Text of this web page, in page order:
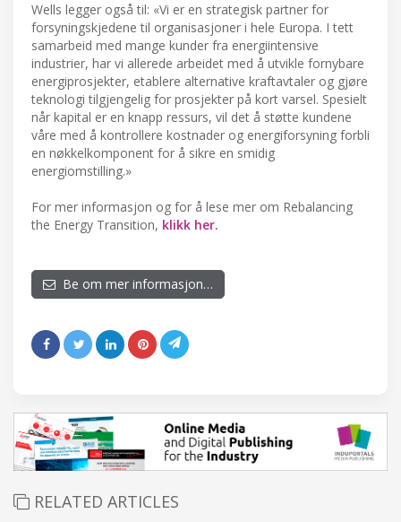
Wells legger også til: «Vi er en strategisk partner for
forsyningskjedene til organisasjoner i hele Europa. I tett
samarbeid med mange kunder fra energiintensive
industrier, har vi allerede arbeidet med å utvikle fornybare
energiprosjekter, etablere alternative kraftavtaler og gjøre
teknologi tilgjengelig for prosjekter på kort varsel. Spesielt
når kapital er en knapp ressurs, vil det å støtte kundene
våre med å kontrollere kostnader og energiforsyning forbli
en nøkkelkomponent for å sikre en smidig
energiomstilling.»
For mer informasjon og for å lese mer om Rebalancing
the Energy Transition, klikk her.
Be om mer informasjon…
RELATED ARTICLES